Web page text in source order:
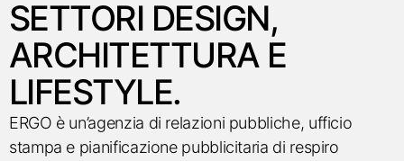
SETTORI DESIGN,
ARCHITETTURA E
LIFESTYLE.
ERGO è un’agenzia di relazioni pubbliche, ufficio
stampa e pianificazione pubblicitaria di respiro